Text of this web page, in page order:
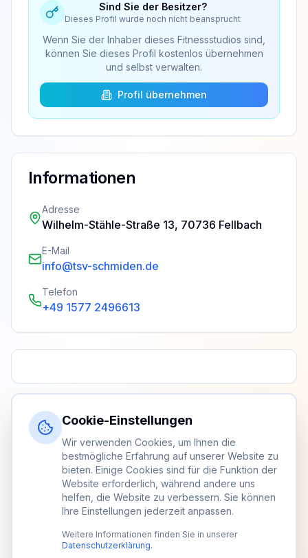
Sind Sie der Besitzer?
Dieses Profil wurde noch nicht beansprucht
Wenn Sie der Inhaber dieses Fitnessstudios sind,
können Sie dieses Profil kostenlos übernehmen
und selbst verwalten.
Profil übernehmen
Informationen
Adresse
Wilhelm-Stähle-Straße 13, 70736 Fellbach
E-Mail
info@tsv-schmiden.de
Telefon
+49 1577 2496613
Cookie-Einstellungen
Wir verwenden Cookies, um Ihnen die
bestmögliche Erfahrung auf unserer Website zu
bieten. Einige Cookies sind für die Funktion der
Website erforderlich, während andere uns
helfen, die Website zu verbessern. Sie können
Ihre Einstellungen jederzeit anpassen.
Weitere Informationen finden Sie in unserer
Datenschutzerklärung.